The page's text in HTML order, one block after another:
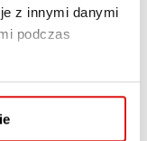
z innymi danymi
podczas
zarządzaniu